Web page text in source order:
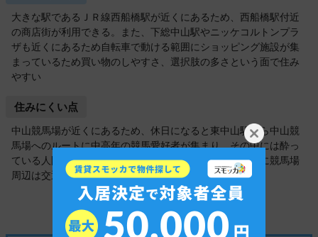
大きな駅であるＪＲ線西船橋駅が近くにあるため、西船橋駅付近
の商店街が利用できる。また、下総中山駅やニッケコルトンプラ
ザも近くにあるため自転車で動ける範囲にショッピング施設が集
まっているため買い物のしやすさ、選択肢の多さという面で住み
やすい
住みにくい点
中山競馬場が近くにあるため、休日になると東中山駅から中山競
馬場へのルートに中高年の競馬愛好者が集まり、その中には酔っ
ている人間もいるため、休日には治安が悪くなり、同時に競馬場
周辺は交通規制されるため不便になる